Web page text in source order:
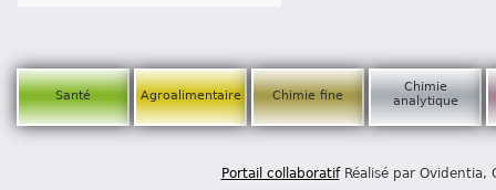
Santé Agroalimentaire Chimie fine
Chimie
analytique
Portail collaboratifRéalisé par Ovidentia,